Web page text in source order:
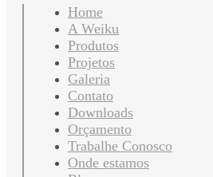
Home
A Weiku
Produtos
Projetos
Galeria
Contato
Downloads
Orçamento
Trabalhe Conosco
Onde estamos